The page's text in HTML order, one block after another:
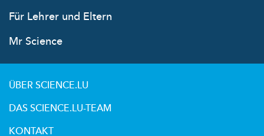
Für Lehrer und Eltern
Mr Science
ÜBER SCIENCE.LU
DAS SCIENCE.LU-TEAM
KONTAKT